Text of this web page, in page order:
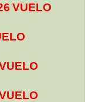
VUELO